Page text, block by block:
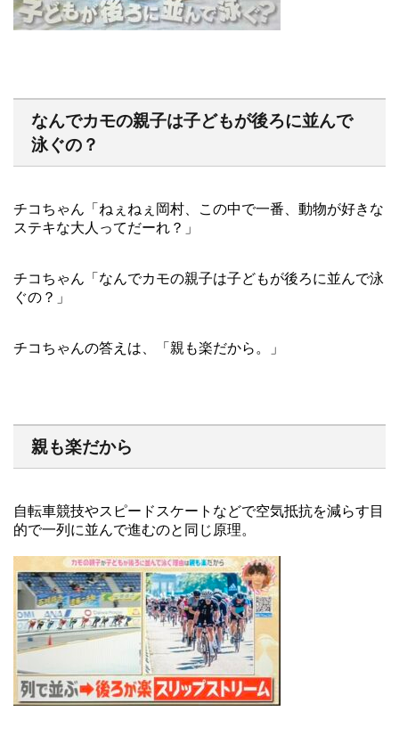
なんでカモの親子は子どもが後ろに並んで
泳ぐの？
チコちゃん「ねぇねぇ岡村、この中で一番、動物が好きな
ステキな大人ってだーれ？」
チコちゃん「なんでカモの親子は子どもが後ろに並んで泳
ぐの？」
チコちゃんの答えは、「親も楽だから。」
親も楽だから
自転車競技やスピードスケートなどで空気抵抗を減らす目
的で一列に並んで進むのと同じ原理。